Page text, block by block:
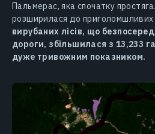
Пальмерас, яка спочатку
розширилася до приголомшливих
вирубаних лісів, що
дороги, збільшилася з 13,233
дуже тривожним показником.